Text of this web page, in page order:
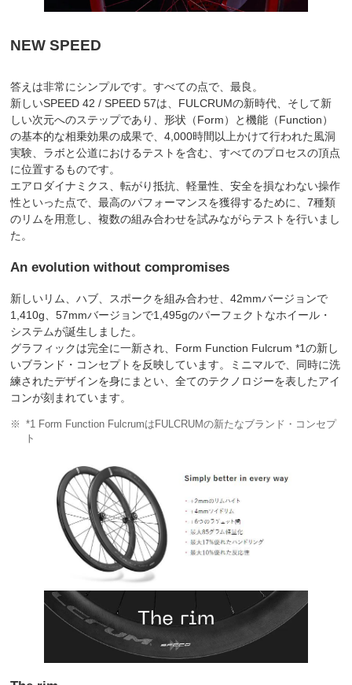
NEW SPEED
答えは非常にシンプルです。すべての点で、最良。
新しいSPEED 42 / SPEED 57は、FULCRUMの新時代、そして新
しい次元へのステップであり、形状（Form）と機能（Function）
の基本的な相乗効果の成果で、4,000時間以上かけて行われた風洞
実験、ラボと公道におけるテストを含む、すべてのプロセスの頂点
に位置するものです。
エアロダイナミクス、転がり抵抗、軽量性、安全を損なわない操作
性といった点で、最高のパフォーマンスを獲得するために、7種類
のリムを用意し、複数の組み合わせを試みながらテストを行いまし
た。
An evolution without compromises
新しいリム、ハブ、スポークを組み合わせ、42mmバージョンで
1,410g、57mmバージョンで1,495gのパーフェクトなホイール・
システムが誕生しました。
グラフィックは完全に一新され、Form Function Fulcrum *1の新し
いブランド・コンセプトを反映しています。ミニマルで、同時に洗
練されたデザインを身にまとい、全てのテクノロジーを表したアイ
コンが刻まれています。
*1 Form Function FulcrumはFULCRUMの新たなブランド・コンセプ
ト